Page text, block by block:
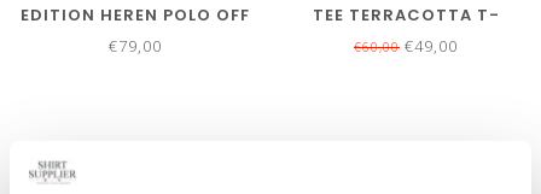
EDITION HEREN POLO OFF
WHITE KATOEN STRETCH
€79,00
TEE TERRACOTTA T-
SHIRT RONDE HALS
€60,00 €49,00